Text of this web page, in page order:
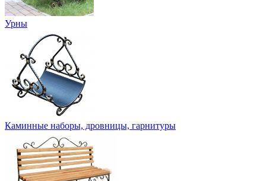
Урны
Каминные наборы, дровницы, гарнитуры